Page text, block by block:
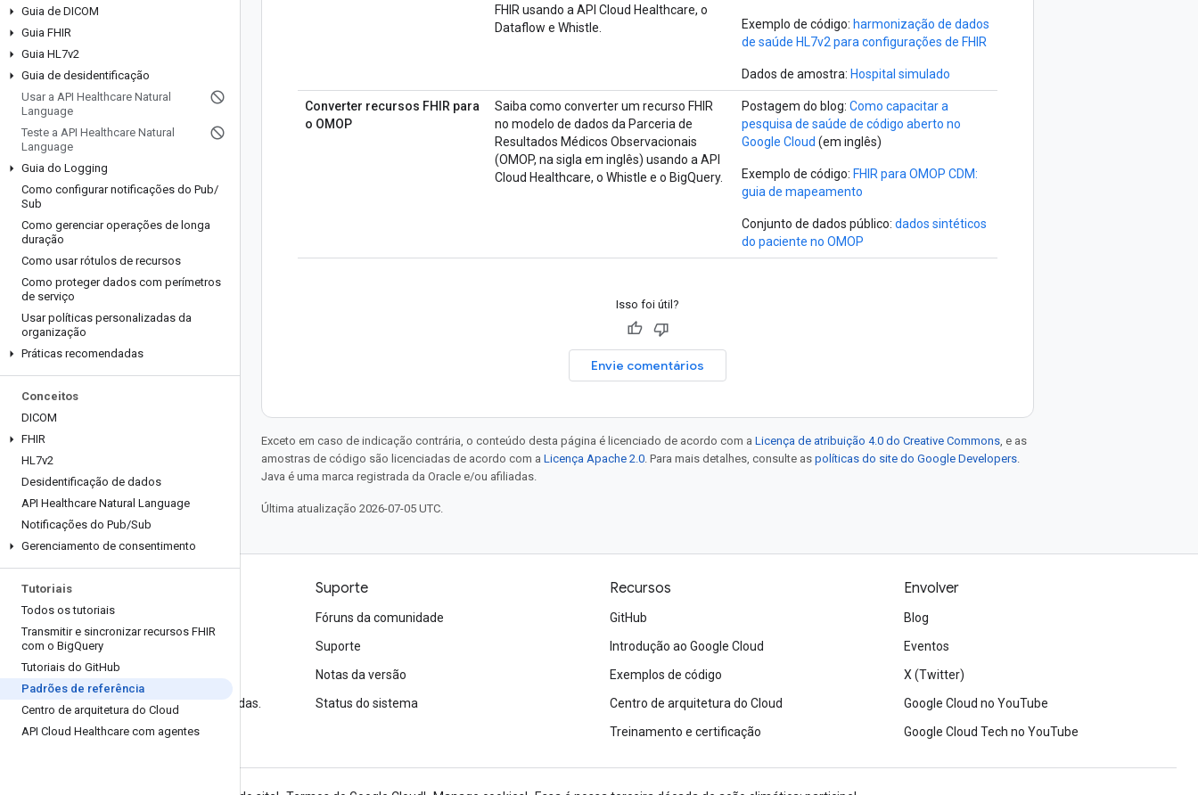
Guia de DICOM
Guia FHIR
Guia HL7v2
Guia de desidentificação
Usar a API Healthcare Natural
Language
Teste a API Healthcare Natural
Language
Guia do Logging
Como configurar notificações do Pub/
Sub
Como gerenciar operações de longa
duração
Como usar rótulos de recursos
Como proteger dados com perímetros
de serviço
Usar políticas personalizadas da
organização
Práticas recomendadas
Conceitos
DICOM
FHIR
HL7v2
Desidentificação de dados
API Healthcare Natural Language
Notificações do Pub/Sub
Gerenciamento de consentimento
Tutoriais
Todos os tutoriais
Transmitir e sincronizar recursos FHIR
com o BigQuery
Tutoriais do GitHub
Padrões de referência
Centro de arquitetura do Cloud
API Cloud Healthcare com agentes
FHIR usando a API Cloud Healthcare, o
Dataflow e Whistle.
Exemplo de código: harmonização de dados
de saúde HL7v2 para configurações de FHIR
Dados de amostra: Hospital simulado
Converter recursos FHIR para
o OMOP
Saiba como converter um recurso FHIR
no modelo de dados da Parceria de
Resultados Médicos Observacionais
(OMOP, na sigla em inglês) usando a API
Cloud Healthcare, o Whistle e o BigQuery.
Postagem do blog: Como capacitar a
pesquisa de saúde de código aberto no
Google Cloud (em inglês)
Exemplo de código: FHIR para OMOP CDM:
guia de mapeamento
Conjunto de dados público: dados sintéticos
do paciente no OMOP
Isso foi útil?
Envie comentários
Exceto em caso de indicação contrária, o conteúdo desta página é licenciado de acordo com a Licença de atribuição 4.0 do Creative Commons, e as
amostras de código são licenciadas de acordo com a Licença Apache 2.0. Para mais detalhes, consulte as políticas do site do Google Developers.
Java é uma marca registrada da Oracle e/ou afiliadas.
Última atualização 2026-07-05 UTC.
Produtos e preços
Veja todos os produtos
Preços do Google Cloud
Google Cloud Marketplace
Entre em contato com a equipe de vendas.
Suporte
Fóruns da comunidade
Suporte
Notas da versão
Status do sistema
Recursos
GitHub
Introdução ao Google Cloud
Exemplos de código
Centro de arquitetura do Cloud
Treinamento e certificação
Envolver
Blog
Eventos
X (Twitter)
Google Cloud no YouTube
Google Cloud Tech no YouTube